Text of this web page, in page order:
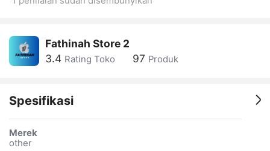
Fathinah Store 2
3.4 Rating Toko 97 Produk
Spesifikasi
Merek
other